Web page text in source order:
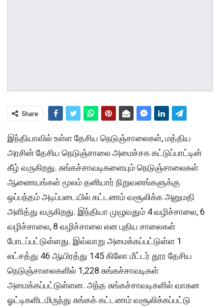
Share
இந்தியாவில் உள்ள தேசிய நெடுஞ்சாலைகள், மத்திய
அரசின் தேசிய நெடுஞ்சாலை அமைச்சக கட்டுப்பாட்டின்
கீழ் வருகிறது. சுங்கச்சாவடிகளையும் நெடுஞ்சாலைகள்
ஆணையங்கள் மூலம் தனியார் நிறுவனங்களுக்கு
ஒப்பந்தம் அடிப்படையில் கட்டணம் வசூலிக்க அனுமதி
அளித்து வருகிறது. இந்தியா முழுவதும் 4 வழிச்சாலை, 6
வழிச்சாலை, 8 வழிச்சாலை என புதிய சாலைகள்
போடப்பட்டுள்ளது. இவ்வாறு அமைக்கப்பட்டுள்ள 1
லட்சத்து 46 ஆயிரத்து 145 கிலோ மீட்டர் தூர தேசிய
நெடுஞ்சாலைகளில் 1,228 சுங்கச்சாவடிகள்
அமைக்கப்பட்டுள்ளன. அந்த சுங்கச்சாவடிகளில் வாகன
ஓட்டிகளிடமிருந்து சுங்கக் கட்டணம் வசூலிக்கப்பட்டு